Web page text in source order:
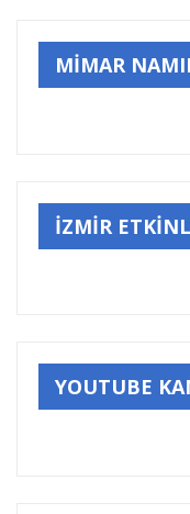
MİMAR
İZMİR
YOUTUBE